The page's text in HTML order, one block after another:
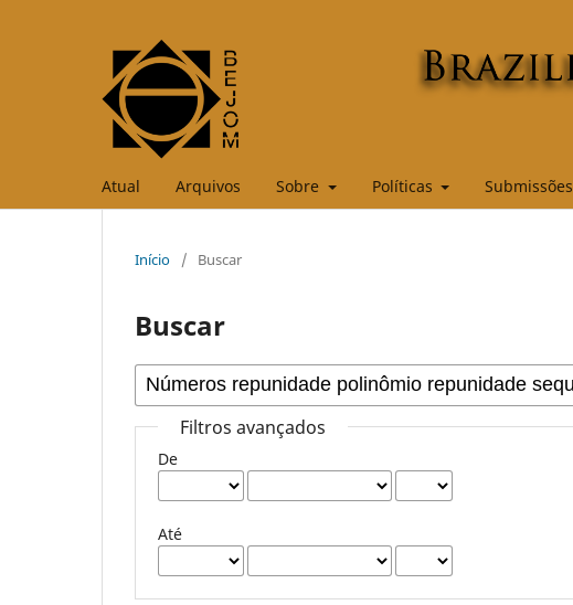
Atual Arquivos Sobre Políticas Submissões
Início / Buscar
Buscar
Filtros avançados
De
Até